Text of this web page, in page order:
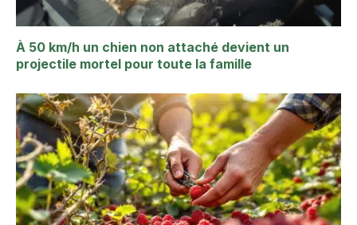
À 50 km/h un chien non attaché devient un
projectile mortel pour toute la famille